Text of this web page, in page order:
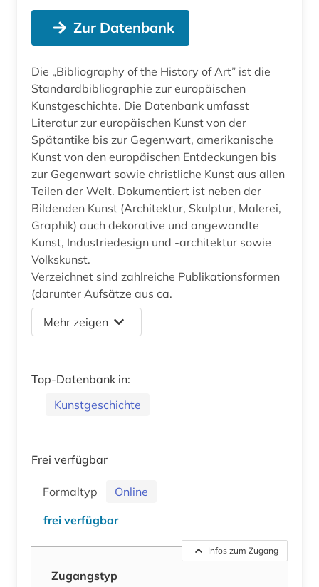
Zur Datenbank
Die „Bibliography of the History of Art” ist die
Standardbibliographie zur europäischen
Kunstgeschichte. Die Datenbank umfasst
Literatur zur europäischen Kunst von der
Spätantike bis zur Gegenwart, amerikanische
Kunst von den europäischen Entdeckungen bis
zur Gegenwart sowie christliche Kunst aus allen
Teilen der Welt. Dokumentiert ist neben der
Bildenden Kunst (Architektur, Skulptur, Malerei,
Graphik) auch dekorative und angewandte
Kunst, Industriedesign und -architektur sowie
Volkskunst.
Verzeichnet sind zahlreiche Publikationsformen
(darunter Aufsätze aus ca.
Mehr zeigen
Top-Datenbank in:
Kunstgeschichte
Frei verfügbar
Formaltyp
Online
frei verfügbar
Infos zum Zugang
Zugangstyp